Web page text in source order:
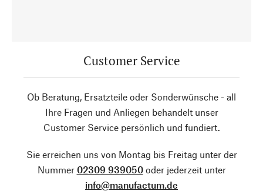
Customer Service
Ob Beratung, Ersatzteile oder Sonderwünsche - all
Ihre Fragen und Anliegen behandelt unser
Customer Service persönlich und fundiert.
Sie erreichen uns von Montag bis Freitag unter der
Nummer 02309 939050oder jederzeit unter
info@manufactum.de